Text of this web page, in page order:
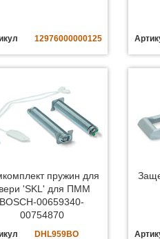
12976000000125
пружин для
'SKL' для ПММ
BOSCH-00659340-
00754870
DHL959BO